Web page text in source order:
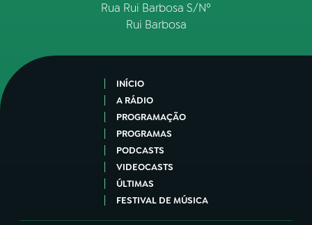
Rua Rui Barbosa S/Nº
Rui Barbosa
INÍCIO
A RÁDIO
PROGRAMAÇÃO
PROGRAMAS
PODCASTS
VIDEOCASTS
ÚLTIMAS
FESTIVAL DE MÚSICA